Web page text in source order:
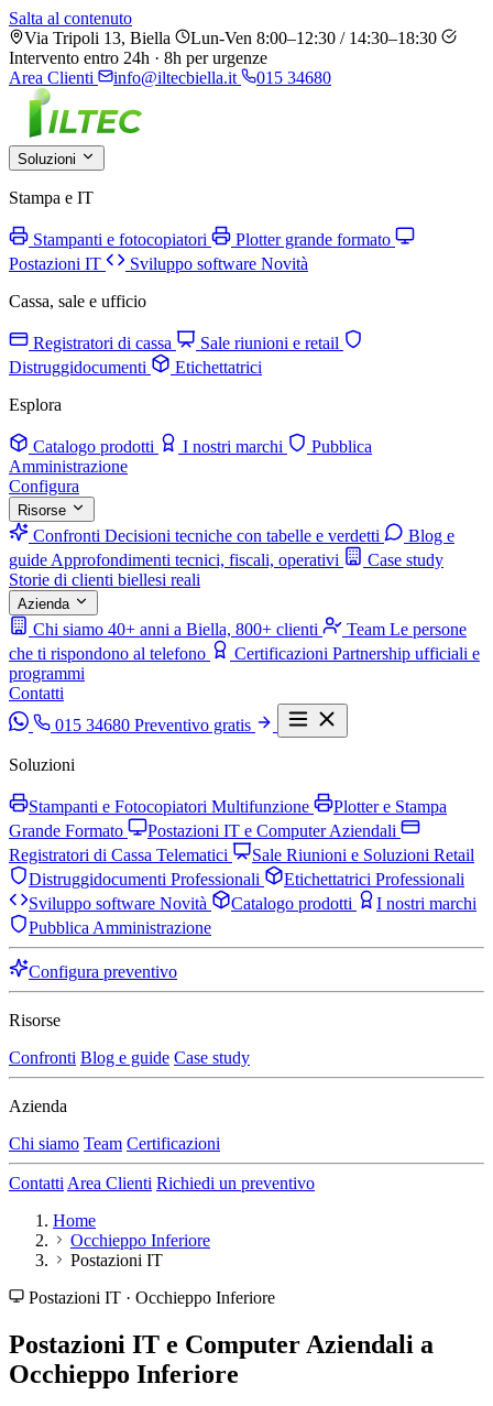
Salta al contenuto
Via Tripoli 13, Biella
Lun-Ven 8:00–12:30 / 14:30–18:30
Intervento entro 24h · 8h per urgenze
Area Clienti
info@iltecbiella.it 015 34680
Soluzioni
Stampa e IT
Stampanti e fotocopiatori
Plotter grande formato
Postazioni IT
Sviluppo software Novità
Cassa, sale e ufficio
Registratori di cassa
Sale riunioni e retail
Distruggidocumenti
Etichettatrici
Esplora
Catalogo prodotti I nostri marchi
Pubblica
Amministrazione
Configura
Risorse
Confronti Decisioni tecniche con tabelle e verdetti
Blog e
guide Approfondimenti tecnici, fiscali, operativi
Case study
Storie di clienti biellesi reali
Azienda
Chi siamo 40+ anni a Biella, 800+ clienti Team Le persone
che ti rispondono al telefono
Certificazioni Partnership ufficiali e
programmi
Contatti
015 34680 Preventivo gratis
Soluzioni
Stampanti e Fotocopiatori Multifunzione
Plotter e Stampa
Grande Formato
Postazioni IT e Computer Aziendali
Registratori di Cassa Telematici
Sale Riunioni e Soluzioni Retail
Distruggidocumenti Professionali
Etichettatrici Professionali
Sviluppo software Novità Catalogo prodotti
I nostri marchi
Pubblica Amministrazione
Configura preventivo
Risorse
Confronti Blog e guide Case study
Azienda
Chi siamo Team Certificazioni
Contatti Area Clienti Richiedi un preventivo
Home
Occhieppo Inferiore
Postazioni IT
Postazioni IT · Occhieppo Inferiore
Postazioni IT e Computer Aziendali a
Occhieppo Inferiore